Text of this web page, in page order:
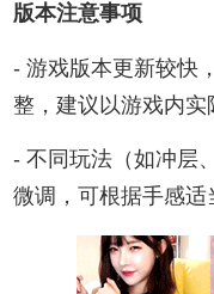
版本注意事项
- 游戏版本更新较快
整，建议以游戏内实
- 不同玩法（如冲层
微调，可根据手感适